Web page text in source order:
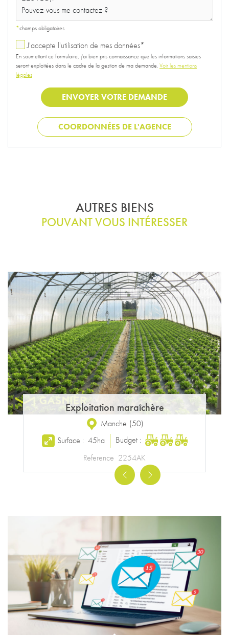
*champs obligatoires
J'accepte l'utilisation de mes données*
En soumettant ce formulaire, j'ai bien pris connaissance que les informations saisies
seront exploitées dans le cadre de la gestion de ma demande.Voir les mentions
légales
COORDONNÉES DE L'AGENCE
AUTRES BIENS
POUVANT VOUS INTÉRESSER
Exploitation maraîchère
Manche (50)
Surface : 45ha
Budget :
Reference 2254AK
PreviousNext